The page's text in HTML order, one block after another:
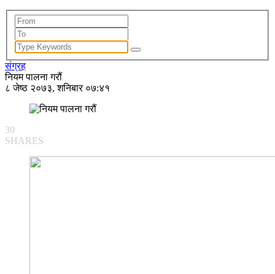
संग्रह
नियम पालना गरौं
८ जेष्ठ २०७३, शनिबार ०७:४१
30
SHARES